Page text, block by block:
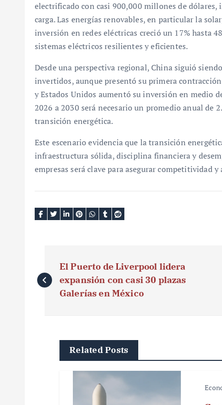
electrificado con casi 900,000 millones de
carga. Las energías renovables, en particular la
inversión en redes eléctricas creció un 17% hasta
sistemas eléctricos resilientes y eficientes.
Desde una perspectiva regional, China siguió
invertidos, aunque presentó su primera
y Estados Unidos aumentó su inversión en medio
2026 a 2030 será necesario un promedio anual de
transición energética.
Este escenario evidencia que la transición
infraestructura sólida, disciplina financiera y
empresas será clave para asegurar competitividad
a
El Puerto de Liverpool lidera
expansión con casi 30 plazas
Galerías en México
Related Posts